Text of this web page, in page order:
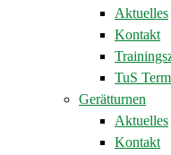
Aktuelles
Kontakt
TuS
Gerätturnen
Aktuelles
Kontakt